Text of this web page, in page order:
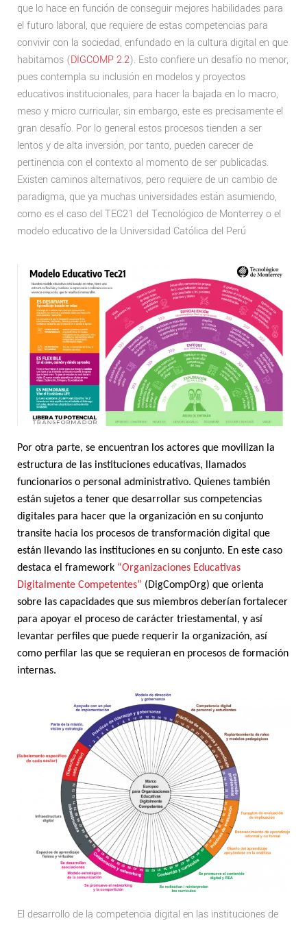
que lo hace en función de conseguir mejores habilidades para
el futuro laboral, que requiere de estas competencias para
convivir con la sociedad, enfundado en la cultura digital en que
habitamos (DIGCOMP 2.2). Esto confiere un desafío no menor,
pues contempla su inclusión en modelos y proyectos
educativos institucionales, para hacer la bajada en lo macro,
meso y micro curricular, sin embargo, este es precisamente el
gran desafío. Por lo general estos procesos tienden a ser
lentos y de alta inversión, por tanto, pueden carecer de
pertinencia con el contexto al momento de ser publicadas.
Existen caminos alternativos, pero requiere de un cambio de
paradigma, que ya muchas universidades están asumiendo,
como es el caso del TEC21 del Tecnológico de Monterrey o el
modelo educativo de la Universidad Católica del Perú
Por otra parte, se encuentran los actores que movilizan la
estructura de las instituciones educativas, llamados
funcionarios o personal administrativo. Quienes también
están sujetos a tener que desarrollar sus competencias
digitales para hacer que la organización en su conjunto
transite hacia los procesos de transformación digital que
están llevando las instituciones en su conjunto. En este caso
destaca el framework “Organizaciones Educativas
Digitalmente Competentes” (DigCompOrg) que orienta
sobre las capacidades que sus miembros deberían fortalecer
para apoyar el proceso de carácter triestamental, y así
levantar perfiles que puede requerir la organización, así
como perfilar las que se requieran en procesos de formación
internas.
El desarrollo de la competencia digital en las instituciones de